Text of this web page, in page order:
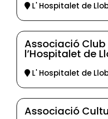
L' Hospitalet de
Associació
l’Hospitalet de
L' Hospitalet de
Associació